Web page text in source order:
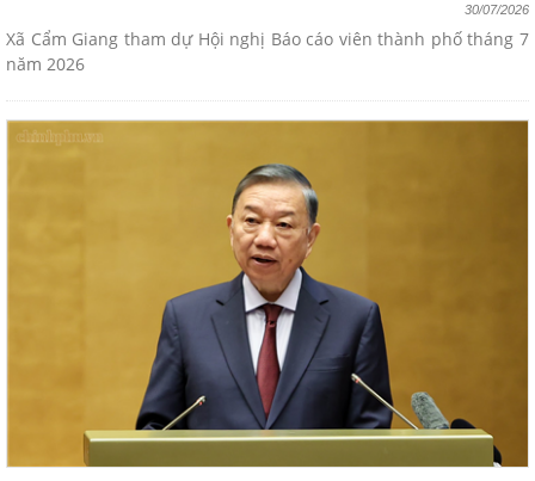
30/07/2026
Xã Cẩm Giang tham dự Hội nghị Báo cáo viên thành phố tháng 7
năm 2026